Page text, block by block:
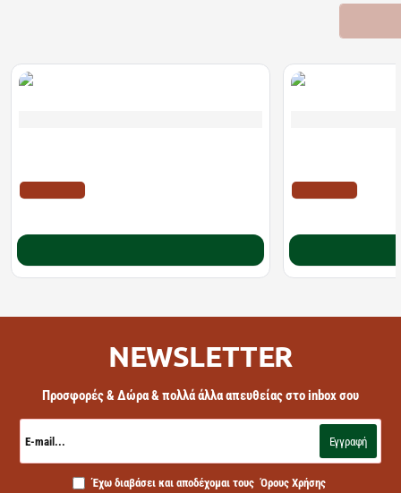
NEWSLETTER
Προσφορές & Δώρα & πολλά άλλα απευθείας στο inbox σου
mail...
Εγγραφή
Έχω διαβάσει και αποδέχομαι τους Όρους Χρήσης